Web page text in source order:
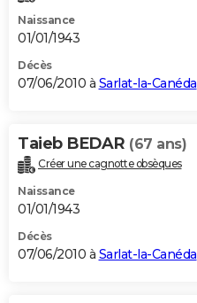
Naissance
01/01/1943
Décès
07/06/2010 à Sarlat-la-Canéda
Taieb BEDAR (67 ans)
Créer une cagnotte obsèques
Naissance
01/01/1943
Décès
07/06/2010 à Sarlat-la-Canéda